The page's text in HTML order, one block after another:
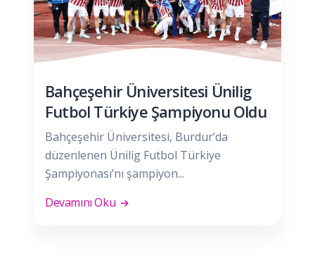
Bahçeşehir Üniversitesi Ünilig
Futbol Türkiye Şampiyonu Oldu
Bahçeşehir Üniversitesi, Burdur’da
düzenlenen Ünilig Futbol Türkiye
Şampiyonası’nı şampiyon...
Devamını Oku